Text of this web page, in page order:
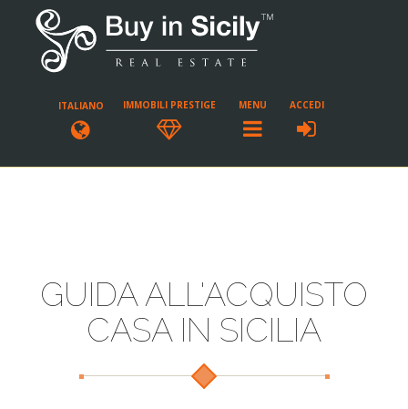
ITALIANO IMMOBILI PRESTIGE MENU ACCEDI
GUIDA ALL'ACQUISTO
CASA IN SICILIA